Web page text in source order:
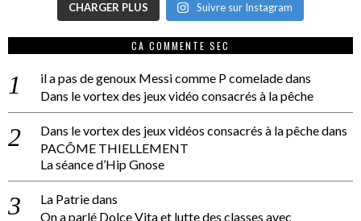
CHARGER PLUS Suivre sur Instagram
CA COMMENTE SEC
il a pas de genoux Messi comme P comeladedans
Dans le vortex des jeux vidéo consacrés à la pêche
Dans le vortex des jeux vidéos consacrés à la pêchedans
PACÔME THIELLEMENT
La séance d’Hip Gnose
La Patriedans
On a parlé Dolce Vita et lutte des classes avec